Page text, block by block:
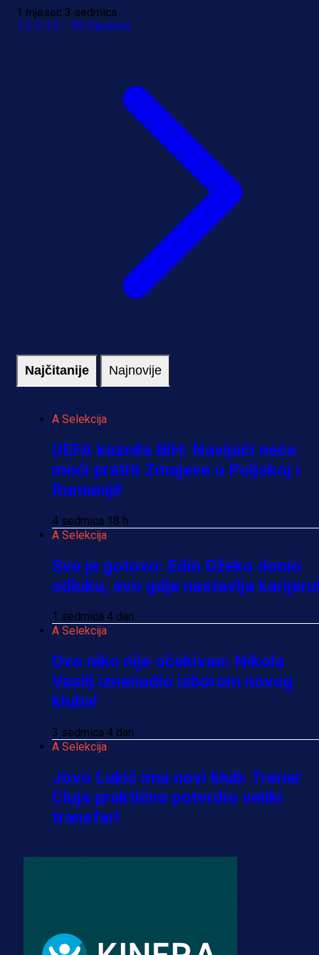
1 mjesec 3 sedmica
1 2 3 4 5 ... 85 Sljedeća
Najčitanije Najnovije
A Selekcija
UEFA kaznila BiH: Navijači neće
moći pratiti Zmajeve u Poljskoj i
Rumuniji!
4 sedmica 18 h
A Selekcija
Sve je gotovo: Edin Džeko donio
odluku, evo gdje nastavlja
1 sedmica 4 dan
A Selekcija
Ovo niko nije očekivao: Nikola
Vasilj iznenadio izborom novog
kluba!
3 sedmica 4 dan
A Selekcija
Jovo Lukić ima novi klub: Trener
Cluja praktično potvrdio veliki
transfer!
transfer!?